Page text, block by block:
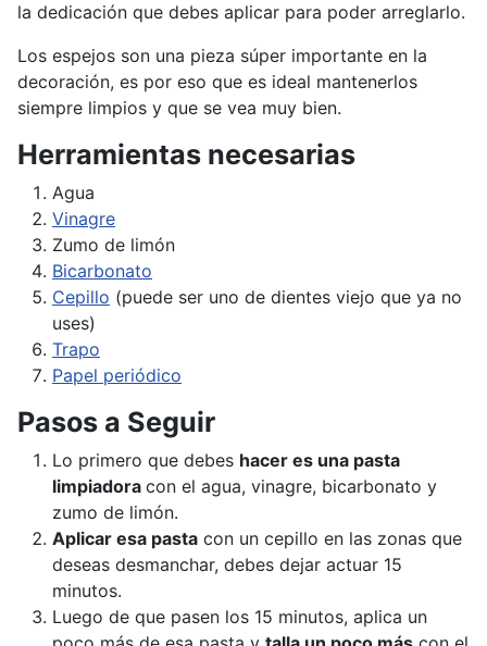
la dedicación que debes aplicar para poder arreglarlo.
Los espejos son una pieza súper importante en la
decoración, es por eso que es ideal mantenerlos
siempre limpios y que se vea muy bien.
Herramientas necesarias
Agua
Vinagre
Zumo de limón
Bicarbonato
Cepillo (puede ser uno de dientes viejo que ya no
uses)
Trapo
Papel periódico
Pasos a Seguir
Lo primero que debes hacer es una pasta
limpiadora con el agua, vinagre, bicarbonato y
zumo de limón.
Aplicar esa pasta con un cepillo en las zonas que
deseas desmanchar, debes dejar actuar 15
minutos.
Luego de que pasen los 15 minutos, aplica un